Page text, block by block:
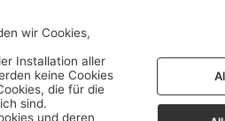
mir hier Fragen zu Lehrberufen
mir Videos von Berufen mit
als Tierpfleger/in EFZ?»
nutzt externe Quellen. Der
Bitte überprüfe wichtige
keine personenbezogenen
wir Cookies,
Installation aller
keine Cookies
die für die
sind.
und deren